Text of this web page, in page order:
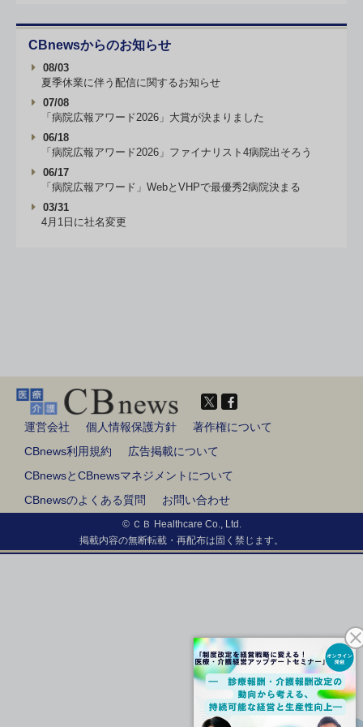
CBnewsからのお知らせ
08/03
夏季休業に伴う配信に関するお知らせ
07/08
「病院広報アワード2026」大賞が決まりました
06/18
「病院広報アワード2026」ファイナリスト4病院出そろう
06/17
「病院広報アワード」WebとVHPで最優秀2病院決まる
03/31
4月1日に社名変更
運営会社 個人情報保護方針
著作権について
CBnews利用規約
広告掲載について
CBnewsとCBnewsマネジメントについて
CBnewsのよくある質問
お問い合わせ
© ＣＢ Healthcare Co., Ltd.
掲載内容の無断転載・再配布は固く禁じます。